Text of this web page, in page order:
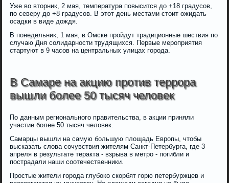
Уже во вторник, 2 мая, температура повысится до +18 градусов,
по северу до +8 градусов. В этот день местами стоит ожидать
осадки в виде дождя.
В понедельник, 1 мая, в Омске пройдут традиционные шествия по
случаю Дня солидарности трудящихся. Первые мероприятия
стартуют в 9 часов на центральных улицах города.
В Самаре на акцию против террора
вышли более 50 тысяч человек
По данным регионального правительства, в акции приняли
участие более 50 тысяч человек.
Самарцы вышли на самую большую площадь Европы, чтобы
высказать слова сочувствия жителям Санкт-Петербурга, где 3
апреля в результате теракта - взрыва в метро - погибли и
пострадали наши соотечественники.
Простые жители города глубоко скорбят горю петербуржцев и